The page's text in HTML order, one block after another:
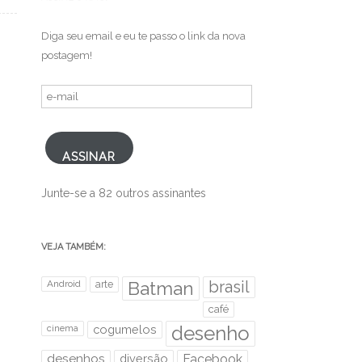
Diga seu email e eu te passo o link da nova
postagem!
e-
mail
ASSINAR
Junte-se a 82 outros assinantes
VEJA TAMBÉM:
Android arte Batman brasil
café
cinema cogumelos desenho
desenhos diversão Facebook